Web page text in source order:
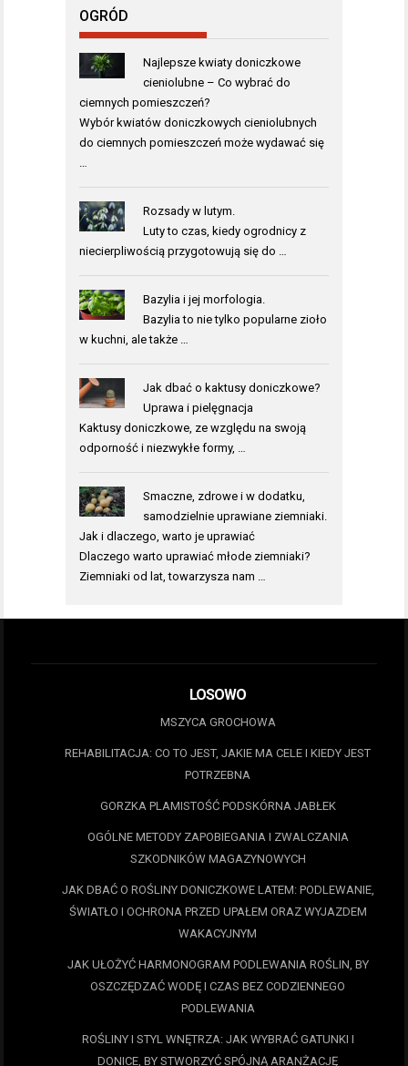
OGRÓD
Najlepsze kwiaty doniczkowe
cieniolubne – Co wybrać do
ciemnych pomieszczeń?
Wybór kwiatów doniczkowych cieniolubnych
do ciemnych pomieszczeń może wydawać się
…
Rozsady w lutym.
Luty to czas, kiedy ogrodnicy z
niecierpliwością przygotowują się do …
Bazylia i jej morfologia.
Bazylia to nie tylko popularne zioło
w kuchni, ale także …
Jak dbać o kaktusy doniczkowe?
Uprawa i pielęgnacja
Kaktusy doniczkowe, ze względu na swoją
odporność i niezwykłe formy, …
Smaczne, zdrowe i w dodatku,
samodzielnie uprawiane ziemniaki.
Jak i dlaczego, warto je uprawiać
Dlaczego warto uprawiać młode ziemniaki?
Ziemniaki od lat, towarzysza nam …
LOSOWO
MSZYCA GROCHOWA
REHABILITACJA: CO TO JEST, JAKIE MA CELE I KIEDY JEST
POTRZEBNA
GORZKA PLAMISTOŚĆ PODSKÓRNA JABŁEK
OGÓLNE METODY ZAPOBIEGANIA I ZWALCZANIA
SZKODNIKÓW MAGAZYNOWYCH
JAK DBAĆ O ROŚLINY DONICZKOWE LATEM: PODLEWANIE,
ŚWIATŁO I OCHRONA PRZED UPAŁEM ORAZ WYJAZDEM
WAKACYJNYM
JAK UŁOŻYĆ HARMONOGRAM PODLEWANIA ROŚLIN, BY
OSZCZĘDZAĆ WODĘ I CZAS BEZ CODZIENNEGO
PODLEWANIA
ROŚLINY I STYL WNĘTRZA: JAK WYBRAĆ GATUNKI I
DONICE, BY STWORZYĆ SPÓJNĄ ARANŻACJĘ